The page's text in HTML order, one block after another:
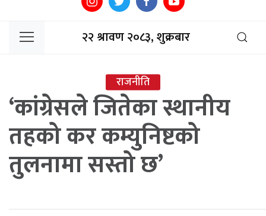
२२ श्रावण २०८३, शुक्रबार
राजनीति
‘कांग्रेसले जितेका स्थानीय
तहको कर कम्युनिष्टको
तुलनामा सस्तो छ’